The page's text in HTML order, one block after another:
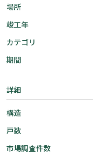
場所
竣工年
カテゴリ
期間
詳細
構造
戸数
市場調査件数